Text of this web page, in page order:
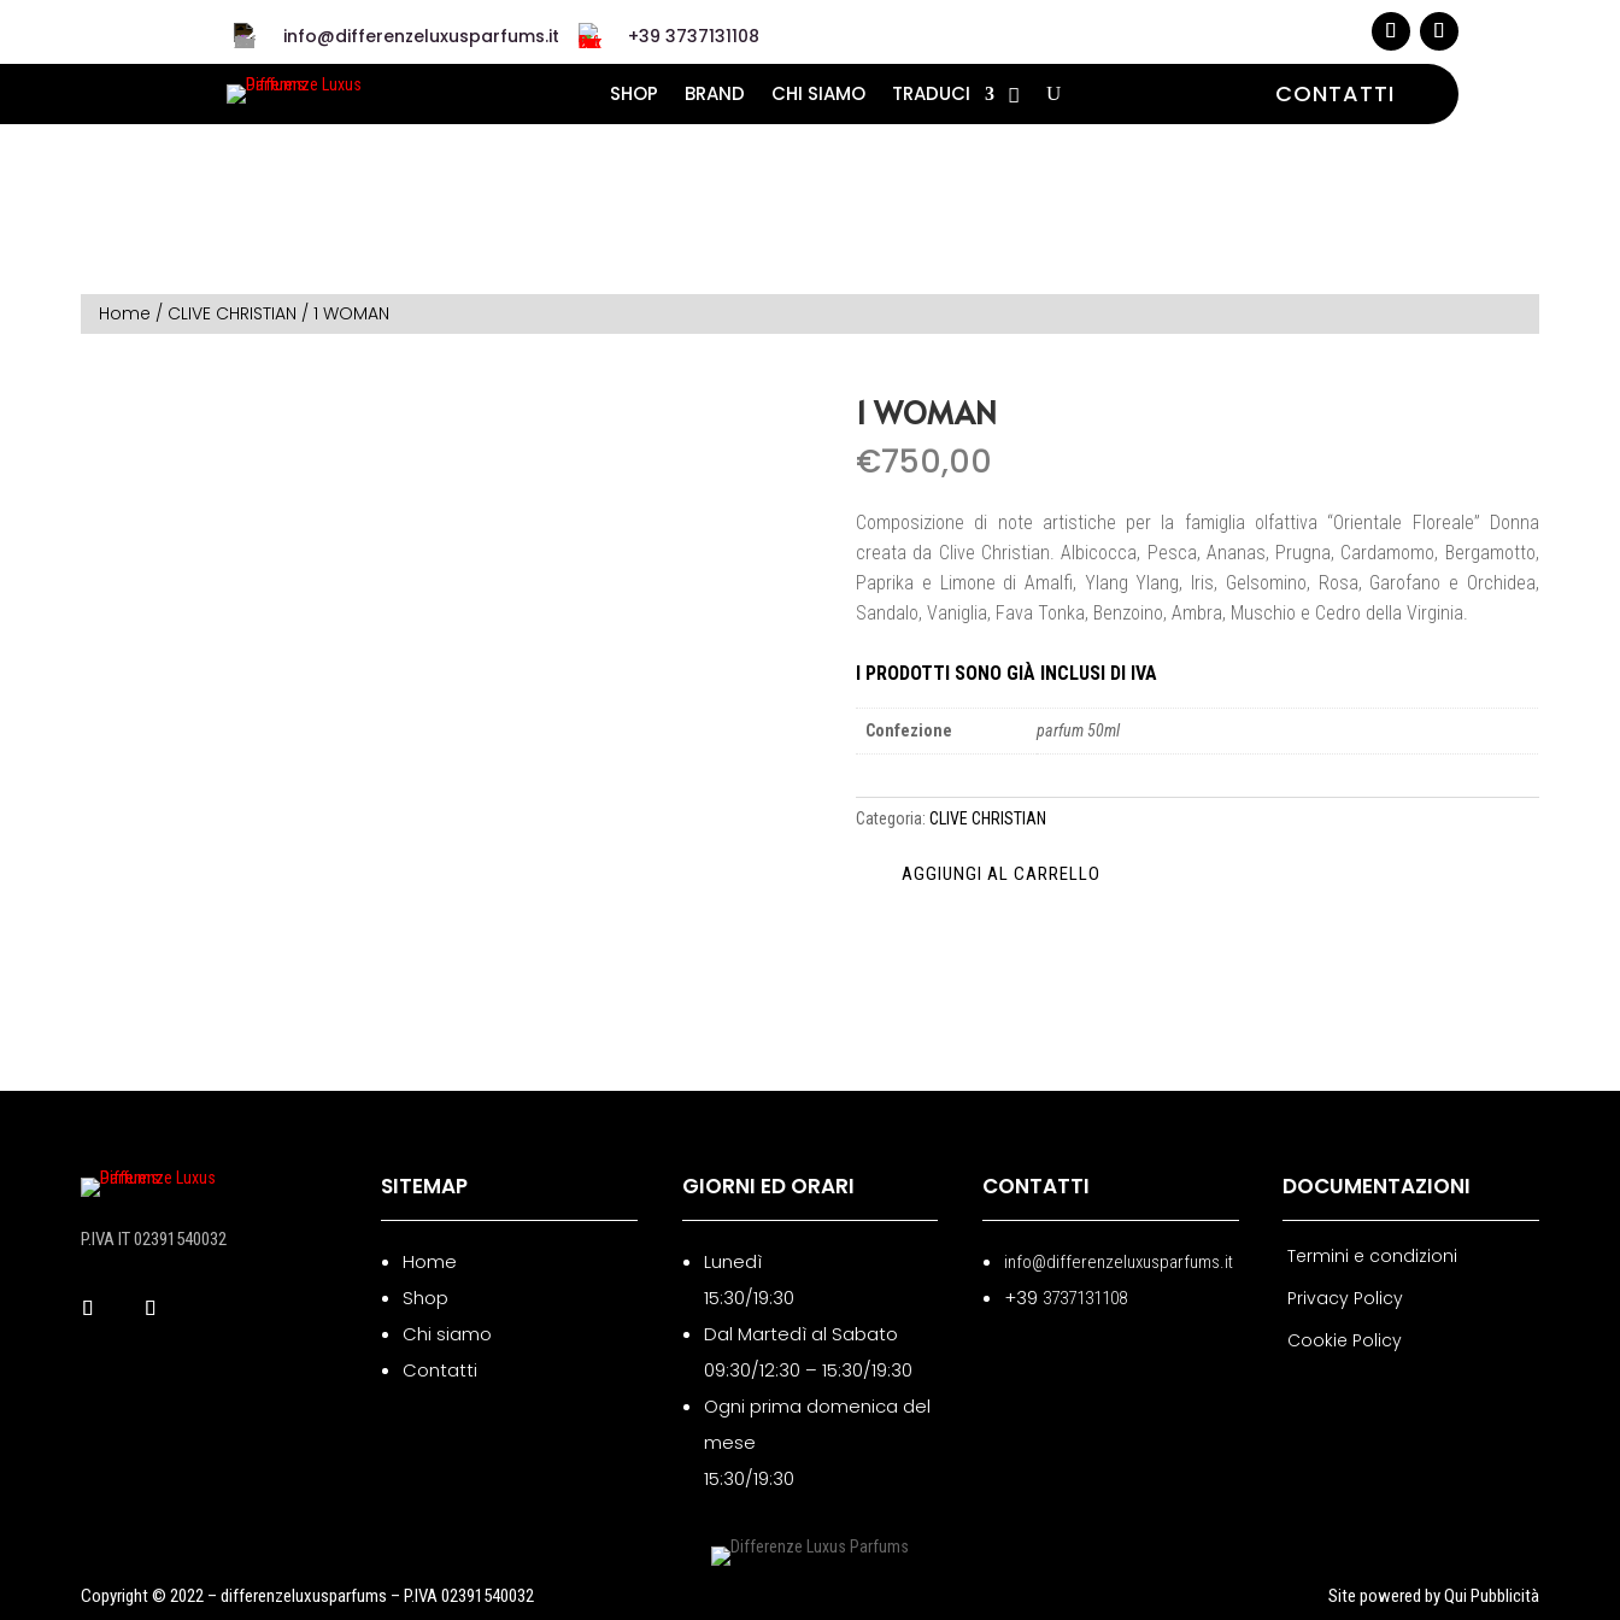
info@differenzeluxusparfums.it +39 3737131108
SHOP BRAND CHI SIAMO TRADUCI CONTATTI
Home / CLIVE CHRISTIAN / 1 WOMAN
1 WOMAN
€750,00
Composizione di note artistiche per la famiglia olfattiva “Orientale Floreale” Donna
creata da Clive Christian. Albicocca, Pesca, Ananas, Prugna, Cardamomo, Bergamotto,
Paprika e Limone di Amalfi, Ylang Ylang, Iris, Gelsomino, Rosa, Garofano e Orchidea,
Sandalo, Vaniglia, Fava Tonka, Benzoino, Ambra, Muschio e Cedro della Virginia.
I PRODOTTI SONO GIÀ INCLUSI DI IVA
Confezione parfum 50ml
Categoria:CLIVE CHRISTIAN
AGGIUNGI AL CARRELLO
P.IVA IT 02391540032
SITEMAP
Home
Shop
Chi siamo
Contatti
GIORNI ED ORARI
Lunedì
15:30/19:30
Dal Martedì al Sabato
09:30/12:30 – 15:30/19:30
Ogni prima domenica del
mese
15:30/19:30
CONTATTI
info@differenzeluxusparfums.it
+39 3737131108
DOCUMENTAZIONI
Termini e condizioni
Privacy Policy
Cookie Policy
Copyright © 2022 – differenzeluxusparfums – P.IVA 02391540032 Site powered byQui Pubblicità